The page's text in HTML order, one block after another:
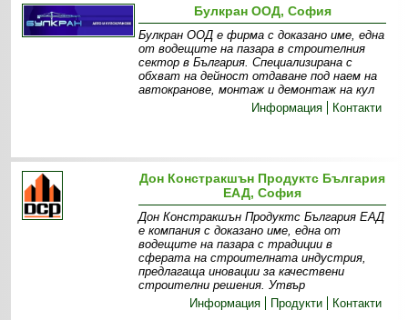
Булкран ООД, София
Булкран ООД е фирма с доказано име, една
от водещите на пазара в строителния
сектор в България. Специализирана с
обхват на дейност отдаване под наем на
автокранове, монтаж и демонтаж на кул
Информация
Контакти
Дон Констракшън Продуктс България
ЕАД, София
Дон Констракшън Продуктс България ЕАД
е компания с доказано име, една от
водещите на пазара с традиции в
сферата на строителната индустрия,
предлагаща иновации за качествени
строителни решения. Утвър
Информация
Продукти Контакти